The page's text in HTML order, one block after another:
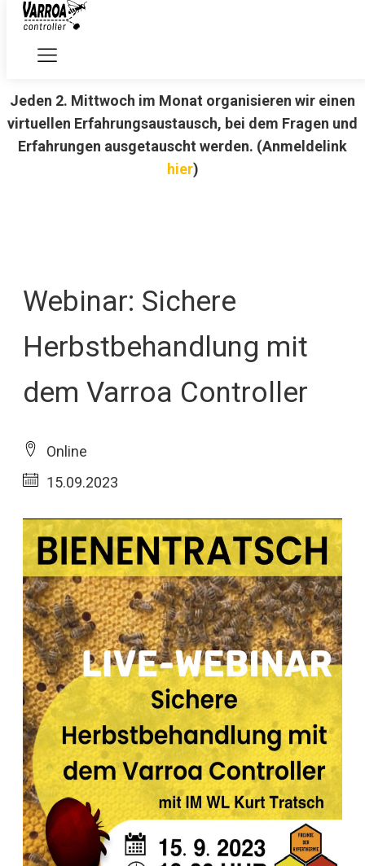
Online: Jour fixe - Erfahrungsaustausch im August:
Jeden 2. Mittwoch im Monat organisieren wir einen
virtuellen Erfahrungsaustausch, bei dem Fragen und
Erfahrungen ausgetauscht werden. (Anmeldelink
hier)
Webinar: Sichere
Herbstbehandlung mit
dem Varroa Controller
Online
15.09.2023